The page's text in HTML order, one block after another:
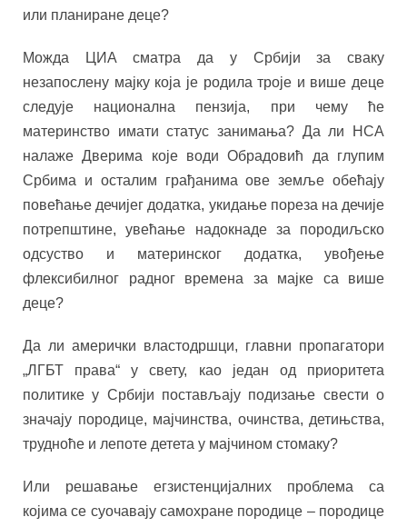
или планиране деце?
Можда ЦИА сматра да у Србији за сваку
незапослену мајку која је родила троје и више деце
следује национална пензија, при чему ће
материнство имати статус занимања? Да ли НСА
налаже Дверима које води Обрадовић да глупим
Србима и осталим грађанима ове земље обећају
повећање дечијег додатка, укидање пореза на дечије
потрепштине, увећање надокнаде за породиљско
одсуство и материнског додатка, увођење
флексибилног радног времена за мајке са више
деце?
Да ли амерички властодршци, главни пропагатори
„ЛГБТ права“ у свету, као један од приоритета
политике у Србији постављају подизање свести о
значају породице, мајчинства, очинства, детињства,
трудноће и лепоте детета у мајчином стомаку?
Или решавање егзистенцијалних проблема са
којима се суочавају самохране породице – породице